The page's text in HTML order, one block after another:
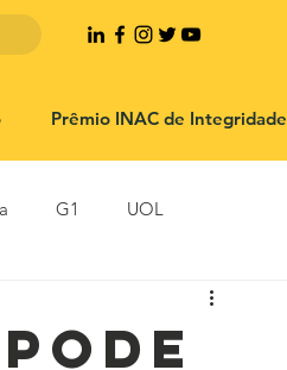
Prêmio INAC de Integridade
G1 UOL